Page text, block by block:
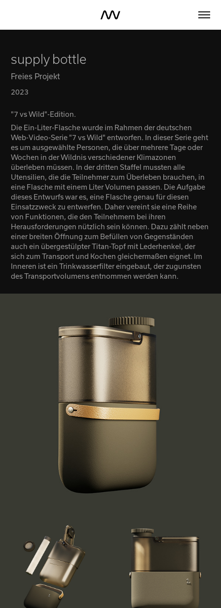
supply bottle
Freies Projekt
2023
"7 vs Wild"-Edition.
Die Ein-Liter-Flasche wurde im Rahmen der deutschen
Web-Video-Serie "7 vs Wild" entworfen. In dieser Serie geht
es um ausgewählte Personen, die über mehrere Tage oder
Wochen in der Wildnis verschiedener Klimazonen
überleben müssen. In der dritten Staffel mussten alle
Utensilien, die die Teilnehmer zum Überleben brauchen, in
eine Flasche mit einem Liter Volumen passen. Die Aufgabe
dieses Entwurfs war es, eine Flasche genau für diesen
Einsatzzweck zu entwerfen. Daher vereint sie eine Reihe
von Funktionen, die den Teilnehmern bei ihren
Herausforderungen nützlich sein können. Dazu zählt neben
einer breiten Öffnung zum Befüllen von Gegenständen
auch ein übergestülpter Titan-Topf mit Lederhenkel, der
sich zum Transport und Kochen gleichermaßen eignet. Im
Inneren ist ein Trinkwasserfilter eingebaut, der zugunsten
des Transportvolumens entnommen werden kann.​​​​​​​